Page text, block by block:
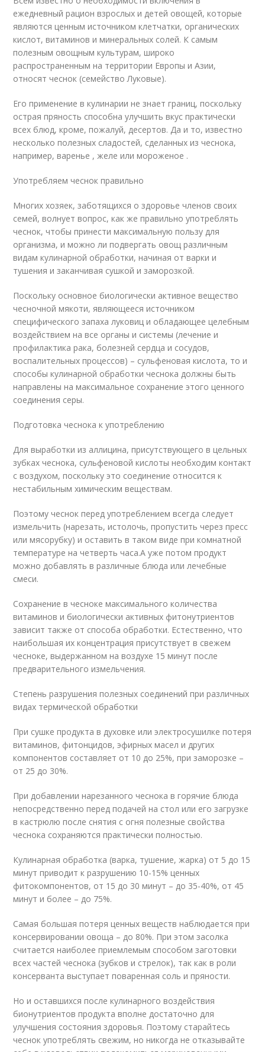
ежедневный рацион взрослых и детей овощей, которые
являются ценным источником клетчатки, органических
кислот, витаминов и минеральных солей. К самым
полезным овощным культурам, широко
распространенным на территории Европы и Азии,
относят чеснок (семейство Луковые).
Его применение в кулинарии не знает границ, поскольку
острая пряность способна улучшить вкус практически
всех блюд, кроме, пожалуй, десертов. Да и то, известно
несколько полезных сладостей, сделанных из чеснока,
например, варенье , желе или мороженое .
Употребляем чеснок правильно
Многих хозяек, заботящихся о здоровье членов своих
семей, волнует вопрос, как же правильно употреблять
чеснок, чтобы принести максимальную пользу для
организма, и можно ли подвергать овощ различным
видам кулинарной обработки, начиная от варки и
тушения и заканчивая сушкой и заморозкой.
Поскольку основное биологически активное вещество
чесночной мякоти, являющееся источником
специфического запаха луковиц и обладающее целебным
воздействием на все органы и системы (лечение и
профилактика рака, болезней сердца и сосудов,
воспалительных процессов) – сульфеновая кислота, то и
способы кулинарной обработки чеснока должны быть
направлены на максимальное сохранение этого ценного
соединения серы.
Подготовка чеснока к употреблению
Для выработки из аллицина, присутствующего в цельных
зубках чеснока, сульфеновой кислоты необходим контакт
с воздухом, поскольку это соединение относится к
нестабильным химическим веществам.
Поэтому чеснок перед употреблением всегда следует
измельчить (нарезать, истолочь, пропустить через пресс
или мясорубку) и оставить в таком виде при комнатной
температуре на четверть часа.А уже потом продукт
можно добавлять в различные блюда или лечебные
смеси.
Сохранение в чесноке максимального количества
витаминов и биологически активных фитонутриентов
зависит также от способа обработки. Естественно, что
наибольшая их концентрация присутствует в свежем
чесноке, выдержанном на воздухе 15 минут после
предварительного измельчения.
Степень разрушения полезных соединений при различных
видах термической обработки
При сушке продукта в духовке или электросушилке потеря
витаминов, фитонцидов, эфирных масел и других
компонентов составляет от 10 до 25%, при заморозке –
от 25 до 30%.
При добавлении нарезанного чеснока в горячие блюда
непосредственно перед подачей на стол или его загрузке
в кастрюлю после снятия с огня полезные свойства
чеснока сохраняются практически полностью.
Кулинарная обработка (варка, тушение, жарка) от 5 до 15
минут приводит к разрушению 10-15% ценных
фитокомпонентов, от 15 до 30 минут – до 35-40%, от 45
минут и более – до 75%.
Самая большая потеря ценных веществ наблюдается при
консервировании овоща – до 80%. При этом засолка
считается наиболее приемлемым способом заготовки
всех частей чеснока (зубков и стрелок), так как в роли
консерванта выступает поваренная соль и пряности.
Но и оставшихся после кулинарного воздействия
бионутриентов продукта вполне достаточно для
улучшения состояния здоровья. Поэтому старайтесь
чеснок употреблять свежим, но никогда не отказывайте